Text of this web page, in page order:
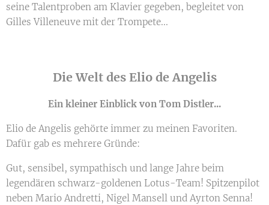
seine Talentproben am Klavier gegeben, begleitet von
Gilles Villeneuve mit der Trompete...
Die Welt des Elio de Angelis
Ein kleiner Einblick von Tom Distler...
Elio de Angelis gehörte immer zu meinen Favoriten.
Dafür gab es mehrere Gründe:
Gut, sensibel, sympathisch und lange Jahre beim
legendären schwarz-goldenen Lotus-Team! Spitzenpilot
neben Mario Andretti, Nigel Mansell und Ayrton Senna!